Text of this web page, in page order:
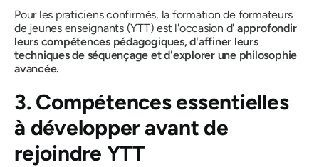
Pour les praticiens confirmés, la formation de formateurs
de jeunes enseignants (YTT) est l'occasion d' approfondir
leurs compétences pédagogiques, d'affiner leurs
techniques de séquençage et d'explorer une philosophie
avancée.
3. Compétences essentielles
à développer avant de
rejoindre YTT